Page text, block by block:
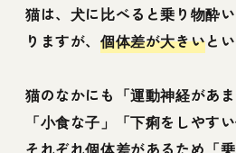
猫は、犬に比べると乗り物酔
りますが、 個体差が大きいと
猫のなかにも「運動神経があ
「小食な子」「下痢をしやす